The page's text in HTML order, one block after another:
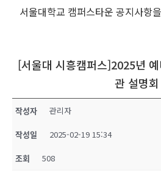
서울대학교 캠퍼스타운 공지사항
[서울대 시흥캠퍼스]2025년
관 설명회
작성자 관리자
작성일 2025-02-19 15:34
조회 508